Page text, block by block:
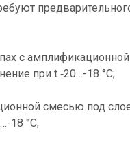
с
при t ‑20…-18 °С;
смесью под
18 °С;